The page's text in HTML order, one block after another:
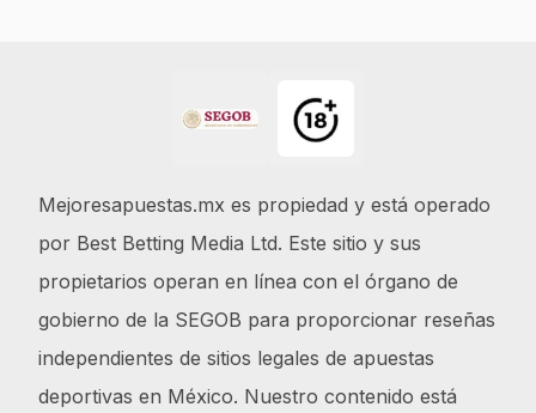
Mejoresapuestas.mx es propiedad y está operado
por Best Betting Media Ltd. Este sitio y sus
propietarios operan en línea con el órgano de
gobierno de la SEGOB para proporcionar reseñas
independientes de sitios legales de apuestas
deportivas en México. Nuestro contenido está